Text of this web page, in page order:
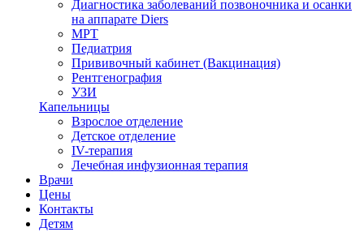
Диагностика заболеваний позвоночника и осанки
на аппарате Diers
МРТ
Педиатрия
Прививочный кабинет (Вакцинация)
Рентгенография
УЗИ
Капельницы
Взрослое отделение
Детское отделение
IV-терапия
Лечебная инфузионная терапия
Врачи
Цены
Контакты
Детям